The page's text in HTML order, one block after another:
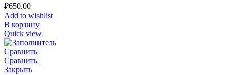
₽650.00
Add to wishlist
В корзину
Quick view
Сравнить
Сравнить
Закрыть